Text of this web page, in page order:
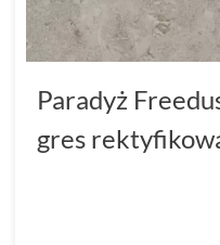
Paradyż
gres